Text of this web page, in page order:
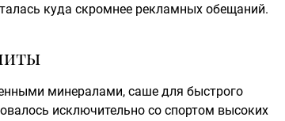
куда скромнее рекламных обещаний.
минералами, саше для быстрого
исключительно со спортом высоких